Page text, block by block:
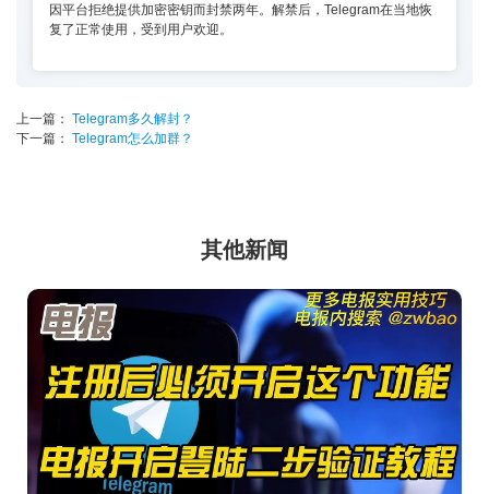
因平台拒绝提供加密密钥而封禁两年。解禁后，Telegram在当地恢
复了正常使用，受到用户欢迎。
上一篇： Telegram多久解封？
下一篇： Telegram怎么加群？
其他新闻